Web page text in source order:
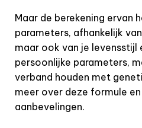
Maar de berekening ervan
parameters, afhankelijk
maar ook van je levensstijl
persoonlijke parameters,
verband houden met
meer over deze formule
aanbevelingen.